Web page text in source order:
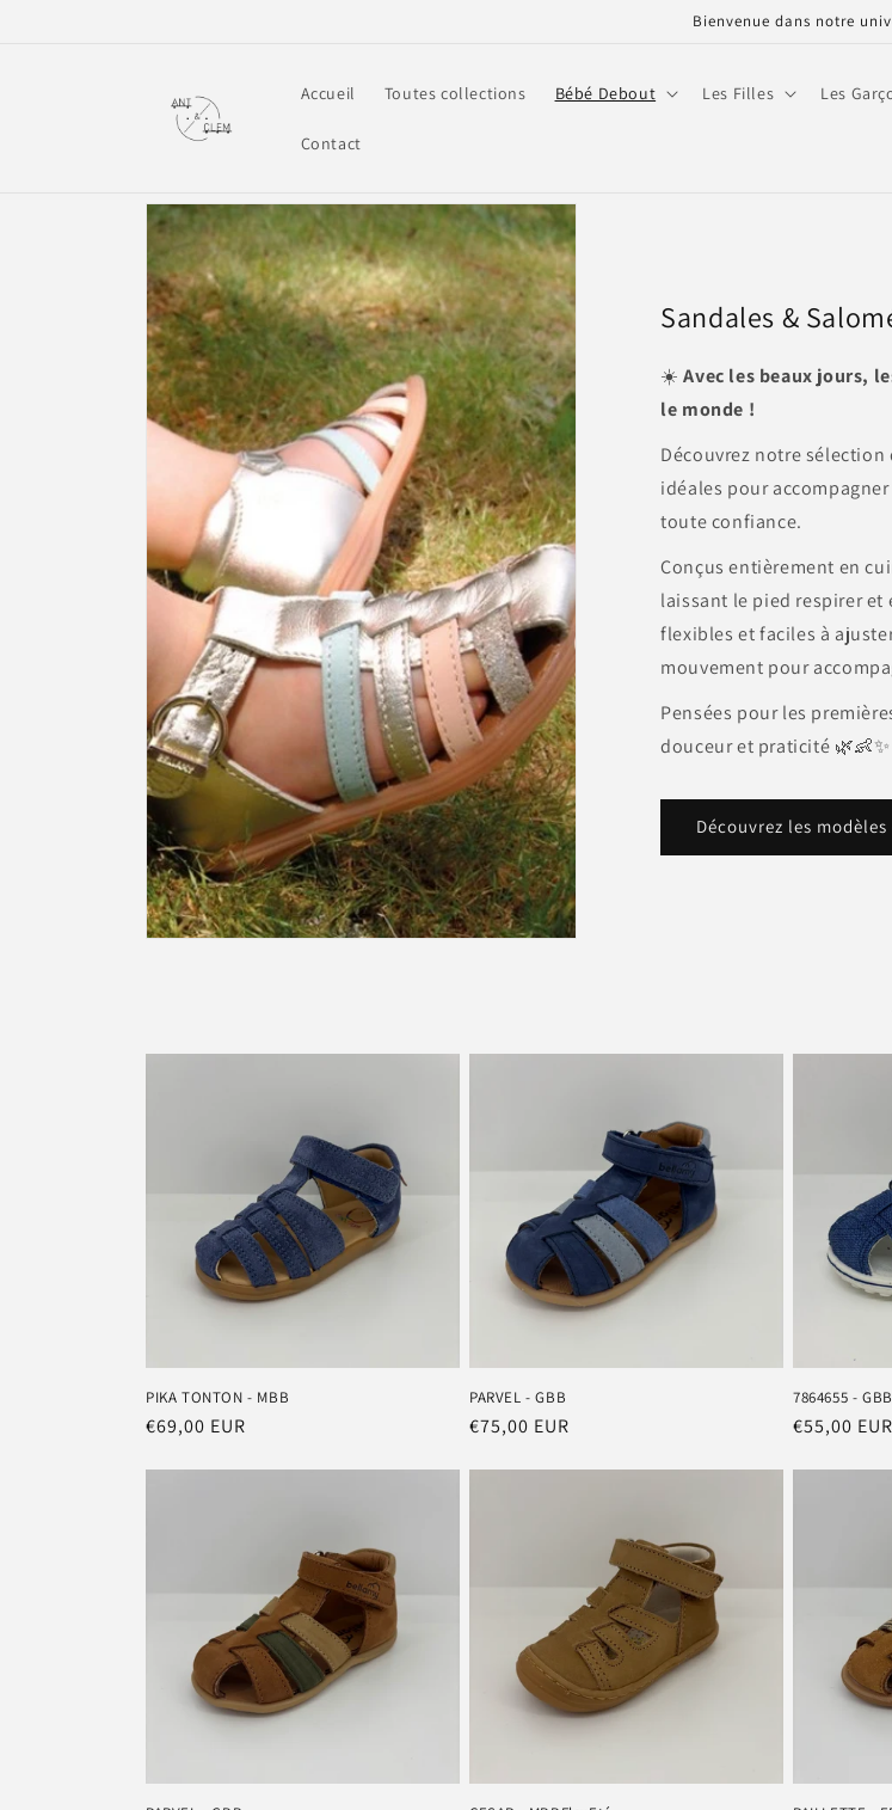
Bienvenue dans notre
Accueil Toutes collections Bébé Debout Les Filles Les
Contact
Sandales &
☀️Avec les beaux jours,
le monde !
Découvrez notre
idéales pour
toute confiance.
Conçus entièrement en
laissant le pied respirer et
flexibles et faciles à
mouvement pour
Pensées pour les
douceur et praticité 🌿👶✨
Découvrez les
PIKA TONTON - MBB
Prix
€69,00 EUR
PARVEL - GBB
Prix
€75,00 EUR
7864655 - GBB
Prix
€55,00 EUR